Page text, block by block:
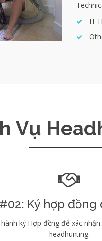
IT
Vụ
#02: Ký hợp đồng
hành ký Hợp đồng để xác
headhunting.